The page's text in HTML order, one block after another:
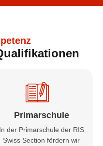
Primarschule
In der Primarschule der RIS
Swiss Section fördern wir